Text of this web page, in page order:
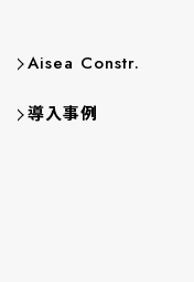
Aisea Constr.
導入事例